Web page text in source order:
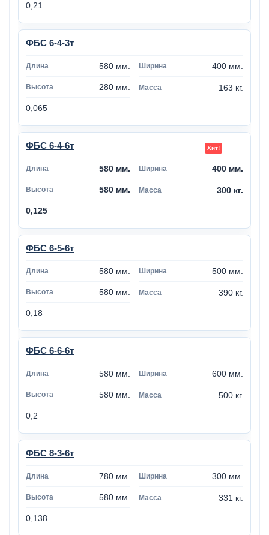
0,21
ФБС 6-4-3т
580 мм. 400 мм.
280 мм. 163 кг.
0,065
ФБС 6-4-6т
580 мм. 400 мм.
580 мм. 300 кг.
0,125
ФБС 6-5-6т
580 мм. 500 мм.
580 мм. 390 кг.
0,18
ФБС 6-6-6т
580 мм. 600 мм.
580 мм. 500 кг.
0,2
ФБС 8-3-6т
780 мм. 300 мм.
580 мм. 331 кг.
0,138